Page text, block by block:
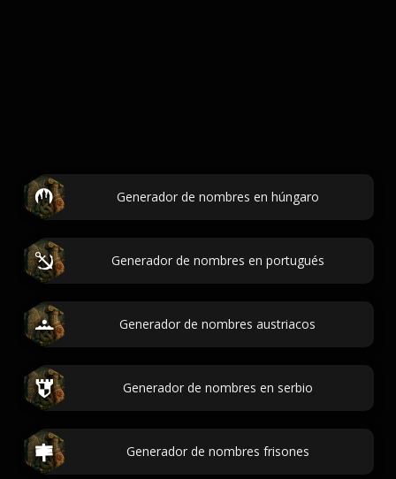
Generador de nombres en húngaro
Generador de nombres en portugués
Generador de nombres austriacos
Generador de nombres en serbio
Generador de nombres frisones